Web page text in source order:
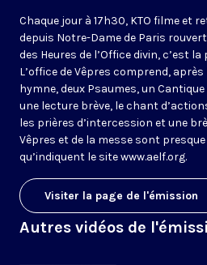
Chaque jour à 17h30, KTO filme et
depuis Notre-Dame de Paris
des Heures de l’Office divin, c’est
L’office de Vêpres comprend,
hymne, deux Psaumes, un
une lecture brève, le chant
les prières d’intercession et une
Vêpres et de la messe sont
qu’indiquent le sitewww.aelf.org.
Visiter la page de l'émission
Autres vidéos de